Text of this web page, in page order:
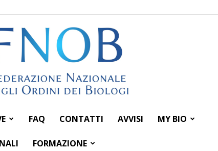
Federazione
FAQ CONTATTI AVVISI MY BIO
FORMAZIONE